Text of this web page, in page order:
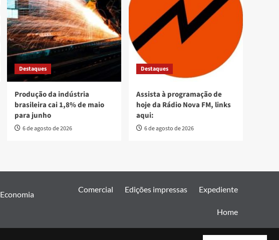
Destaques
Produção da indústria
brasileira cai 1,8% de maio
para junho
6 de agosto de 2026
Destaques
Assista à programação de
hoje da Rádio Nova FM, links
aqui:
6 de agosto de 2026
Economia
Comercial Edições impressas Expediente
Home